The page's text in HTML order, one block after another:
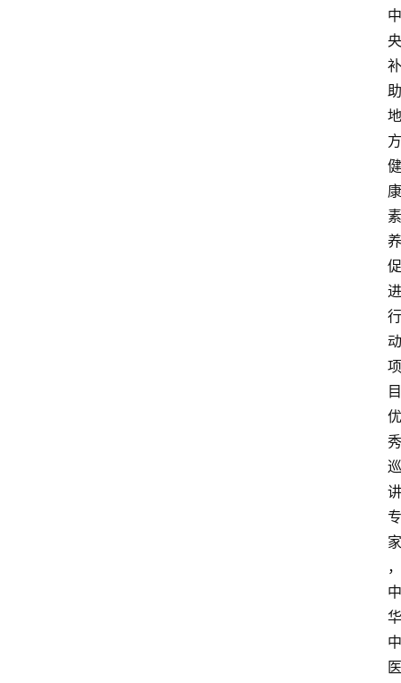
中
央
补
助
地
方
健
康
素
养
促
进
行
动
项
目
优
秀
巡
讲
专
家
，
中
华
中
医